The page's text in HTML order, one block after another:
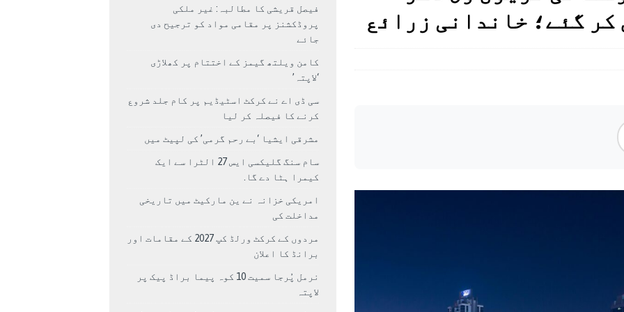
غیر ملکی پروڈکشنز پر مقامی مواد کو ترجیح دی جائے
کر گئے؛ خاندانی زرائع
فیصل قریشی کا مطالبہ: غیر ملکی
پروڈکشنز پر مقامی مواد کو ترجیح دی
جائے
کامن ویلتھ گیمز کے اختتام پر کھلاڑی
‘لاپتہ’
سی ڈی اے نے کرکٹ اسٹیڈیم پر کام جلد شروع
کرنے کا فیصلہ کر لیا
مشرقی ایشیا ‘بے رحم گرمی’ کی لپیٹ میں
سام سنگ گلیکسی ایس 27 الٹرا سے ایک
کیمرا ہٹا دے گا.
امریکی خزانہ نے ین مارکیٹ میں تاریخی
مداخلت کی
مردوں کے کرکٹ ورلڈ کپ 2027 کے مقامات اور
برانڈ کا اعلان
نرمل پُرجا سمیت 10 کوہ پیما براڈ پیک پر
لاپتہ